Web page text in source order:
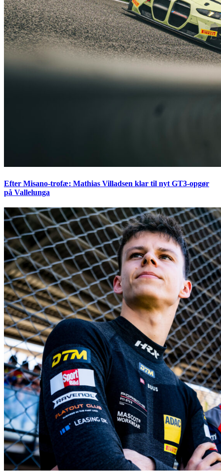
Efter Misano-trofæ: Mathias Villadsen klar til nyt GT3-opgør
på Vallelunga